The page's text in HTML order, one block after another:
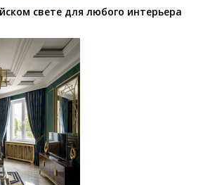
свете для любого интерьера